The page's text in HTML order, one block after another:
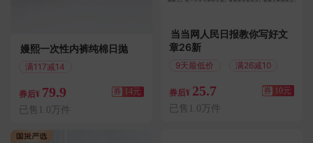
嫚熙一次性内裤纯棉日抛
满117减14
券后¥ 79.9 券 14元
已售1.0万件
当当网人民日报教你写好文
章26新
9天最低价 满26减10
券后¥ 25.7 券 10元
已售1.0万件